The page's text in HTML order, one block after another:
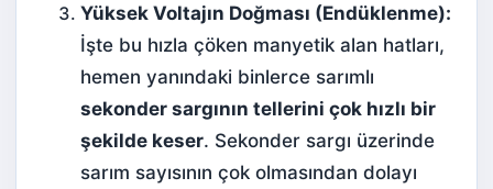
Yüksek Voltajın Doğması (Endüklenme):
İşte bu hızla çöken manyetik alan hatları,
hemen yanındaki binlerce sarımlı
sekonder sargının tellerini çok hızlı bir
şekilde keser. Sekonder sargı üzerinde
sarım sayısının çok olmasından dolayı